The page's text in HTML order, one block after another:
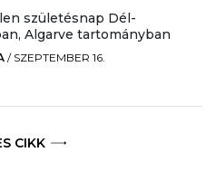
születésnap Dél-
Algarve tartományban
/ SZEPTEMBER 16.
CIKK